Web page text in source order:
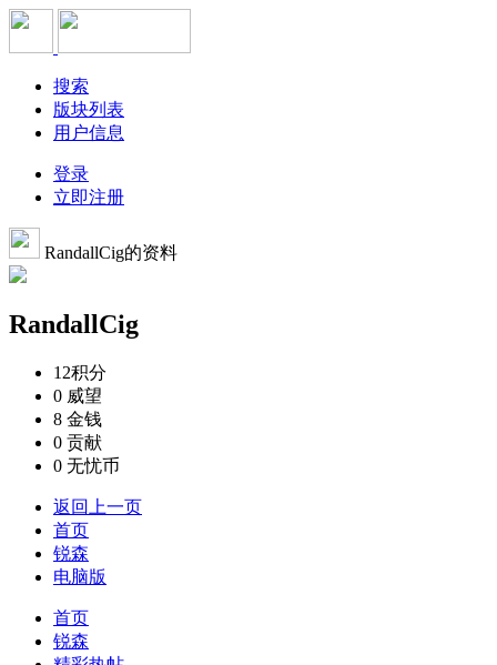
搜索
版块列表
用户信息
登录
立即注册
RandallCig的资料
RandallCig
12积分
0 威望
8 金钱
0 贡献
0 无忧币
返回上一页
首页
锐森
电脑版
首页
锐森